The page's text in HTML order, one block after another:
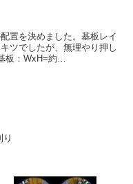
置を決めました。基板レイ
ツでしたが、無理やり押し
板：WxH=約
り